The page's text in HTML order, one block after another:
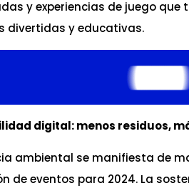
y experiencias de juego
divertidas y educativas.
digital: menos residuos,
ambiental se manifiesta de
de eventos para 2024. La